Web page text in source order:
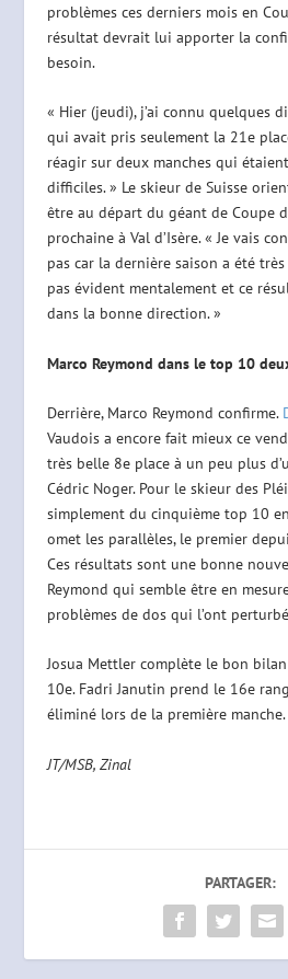
problèmes ces derniers mois en
résultat devrait lui apporter la
besoin.
« Hier (jeudi), j’ai connu quelques
qui avait pris seulement la 21e
réagir sur deux manches qui
difficiles. » Le skieur de Suisse
être au départ du géant de Coupe
prochaine à Val d’Isère. « Je vais
pas car la dernière saison a été très
pas évident mentalement et ce
dans la bonne direction. »
Marco Reymond dans le top 10
Derrière, Marco Reymond confirme.
Vaudois a encore fait mieux ce
très belle 8e place à un peu plus
Cédric Noger. Pour le skieur des
simplement du cinquième top 10
omet les parallèles, le premier
Ces résultats sont une bonne
Reymond qui semble être en
problèmes de dos qui l’ont
Josua Mettler complète le bon
10e. Fadri Janutin prend le 16e
éliminé lors de la première manche.
JT/MSB, Zinal
PARTAGER: